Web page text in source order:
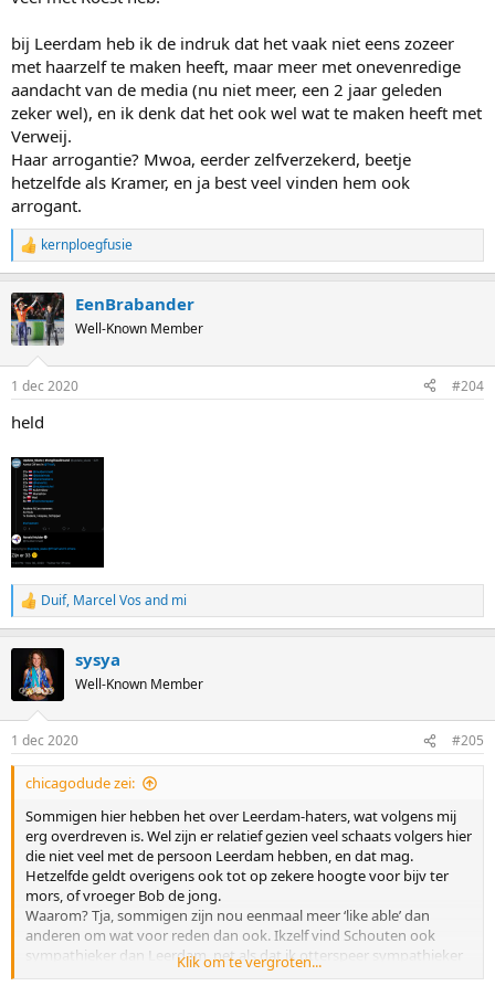
bij Leerdam heb ik de indruk dat het vaak niet eens zozeer
met haarzelf te maken heeft, maar meer met onevenredige
aandacht van de media (nu niet meer, een 2 jaar geleden
zeker wel), en ik denk dat het ook wel wat te maken heeft met
Verweij.
Haar arrogantie? Mwoa, eerder zelfverzekerd, beetje
hetzelfde als Kramer, en ja best veel vinden hem ook
arrogant.
R
e
c
t
i
s
kernploegfusie
EenBrabander
Well-Known Member
1 dec 2020 #204
held
R
e
i
s
:
Duif, Marcel Vos and mi
sysya
Well-Known Member
1 dec 2020 #205
chicagodude zei:
Sommigen hier hebben het over Leerdam-haters, wat volgens mij
erg overdreven is. Wel zijn er relatief gezien veel schaats volgers hier
die niet veel met de persoon Leerdam hebben, en dat mag.
Hetzelfde geldt overigens ook tot op zekere hoogte voor bijv ter
mors, of vroeger Bob de jong.
Waarom? Tja, sommigen zijn nou eenmaal meer ‘like able’ dan
anderen om wat voor reden dan ook. Ikzelf vind Schouten ook
sympathieker dan Leerdam, net als dat ik otterspeer sympathieker
vind dan een Nuis, en ik ook niet veel met Roest heb.
Klik om te vergroten...